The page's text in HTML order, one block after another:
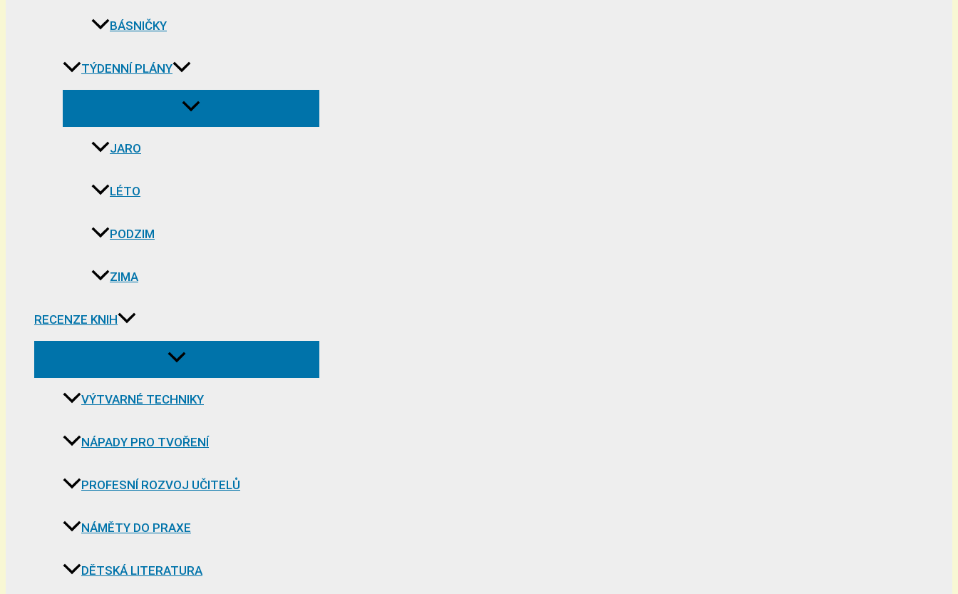
BÁSNIČKY
TÝDENNÍ PLÁNY
JARO
LÉTO
PODZIM
ZIMA
RECENZE KNIH
VÝTVARNÉ TECHNIKY
NÁPADY PRO TVOŘENÍ
PROFESNÍ ROZVOJ UČITELŮ
NÁMĚTY DO PRAXE
DĚTSKÁ LITERATURA